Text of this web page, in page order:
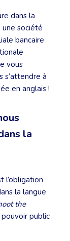
dans la
société
bancaire
vous
s’attendre à
en anglais !
la
l’obligation
la langue
the
pouvoir public